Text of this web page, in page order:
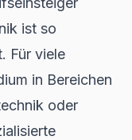
ist so
Für viele
in Bereichen
oder